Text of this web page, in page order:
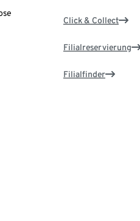
Click & Collect
Filialreservierung
Filialfinder